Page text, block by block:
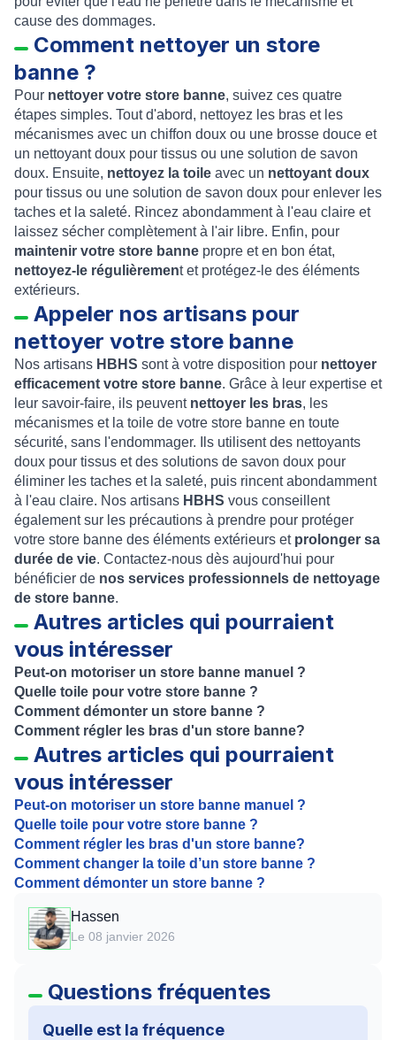
cause des dommages.
Comment nettoyer un store
banne ?
Pour nettoyer votre store banne, suivez ces quatre
étapes simples. Tout d'abord, nettoyez les bras et les
mécanismes avec un chiffon doux ou une brosse douce et
un nettoyant doux pour tissus ou une solution de savon
doux. Ensuite, nettoyez la toile avec un nettoyant doux
pour tissus ou une solution de savon doux pour enlever les
taches et la saleté. Rincez abondamment à l'eau claire et
laissez sécher complètement à l'air libre. Enfin, pour
maintenir votre store banne propre et en bon état,
nettoyez-le régulièrement et protégez-le des éléments
extérieurs.
Appeler nos artisans pour
nettoyer votre store banne
Nos artisans HBHS sont à votre disposition pour nettoyer
efficacement votre store banne. Grâce à leur expertise et
leur savoir-faire, ils peuvent nettoyer les bras, les
mécanismes et la toile de votre store banne en toute
sécurité, sans l'endommager. Ils utilisent des nettoyants
doux pour tissus et des solutions de savon doux pour
éliminer les taches et la saleté, puis rincent abondamment
à l'eau claire. Nos artisans HBHS vous conseillent
également sur les précautions à prendre pour protéger
votre store banne des éléments extérieurs etprolonger sa
durée de vie. Contactez-nous dès aujourd'hui pour
bénéficier de nos services professionnels de nettoyage
de store banne.
Autres articles qui pourraient
vous intéresser
Peut-on motoriser un store banne manuel ?
Quelle toile pour votre store banne ?
Comment démonter un store banne ?
Comment régler les bras d'un store banne?
Autres articles qui pourraient
vous intéresser
Peut-on motoriser un store banne manuel ?
Quelle toile pour votre store banne ?
Comment régler les bras d'un store banne?
Comment changer la toile d’un store banne ?
Comment démonter un store banne ?
Hassen
Le 08 janvier 2026
Questions fréquentes
Quelle est la fréquence